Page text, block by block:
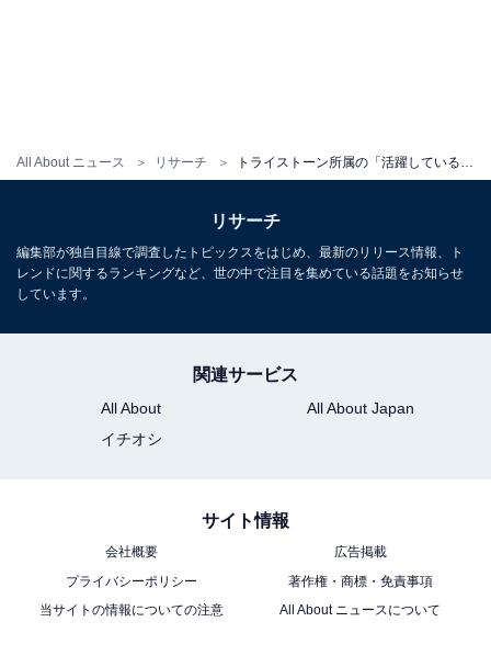
All About ニュース リサーチ トライストーン所属の「活躍していると思う俳優」ランキング！ 2位「田中圭」、1位は？
リサーチ
編集部が独自目線で調査したトピックスをはじめ、最新のリリース情報、ト
レンドに関するランキングなど、世の中で注目を集めている話題をお知らせ
しています。
関連サービス
All About
All About Japan
イチオシ
サイト情報
会社概要
広告掲載
プライバシーポリシー
著作権・商標・免責事項
当サイトの情報についての注意
All About ニュースについて